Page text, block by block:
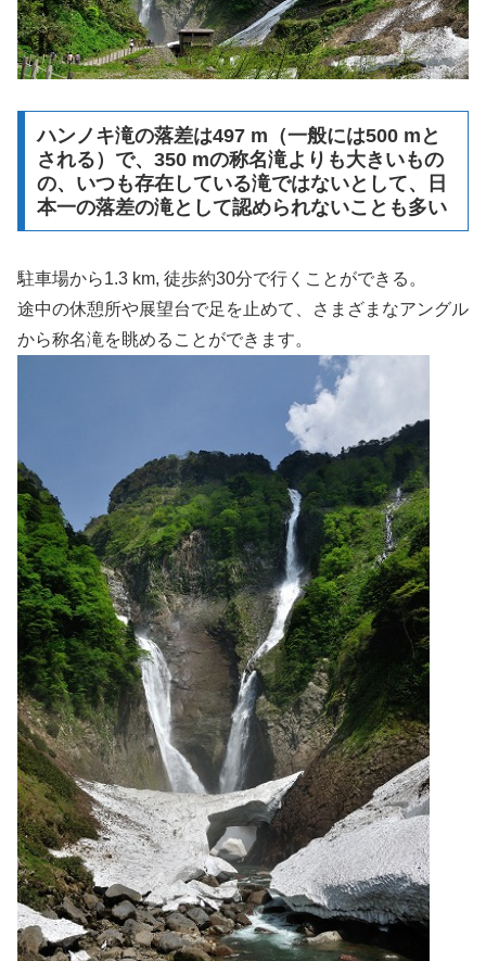
ハンノキ滝の落差は497 m（一般には500 mと
される）で、350 mの称名滝よりも大きいもの
の、いつも存在している滝ではないとして、日
本一の落差の滝として認められないことも多い
駐車場から1.3 km, 徒歩約30分で行くことができる。
途中の休憩所や展望台で足を止めて、さまざまなアングル
から称名滝を眺めることができます。